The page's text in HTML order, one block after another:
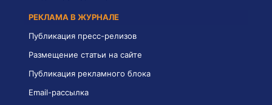
РЕКЛАМА В ЖУРНАЛЕ
Публикация пресс-релизов
Размещение статьи на сайте
Публикация рекламного блока
Email-рассылка